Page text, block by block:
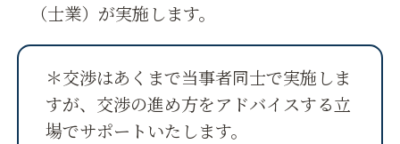
（士業）が実施します。
＊交渉はあくまで当事者同士で実施しま
すが、交渉の進め方をアドバイスする立
場でサポートいたします。